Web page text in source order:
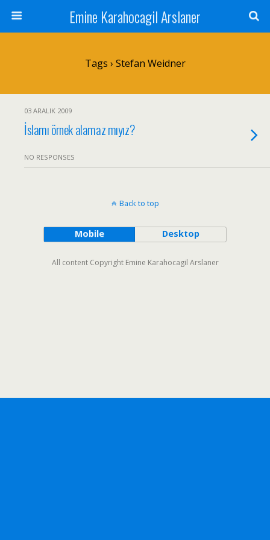
Emine Karahocagil Arslaner
Tags › Stefan Weidner
03 ARALIK 2009
İslamı örnek alamaz mıyız?
NO RESPONSES
Back to top
Mobile Desktop
All content Copyright Emine Karahocagil Arslaner